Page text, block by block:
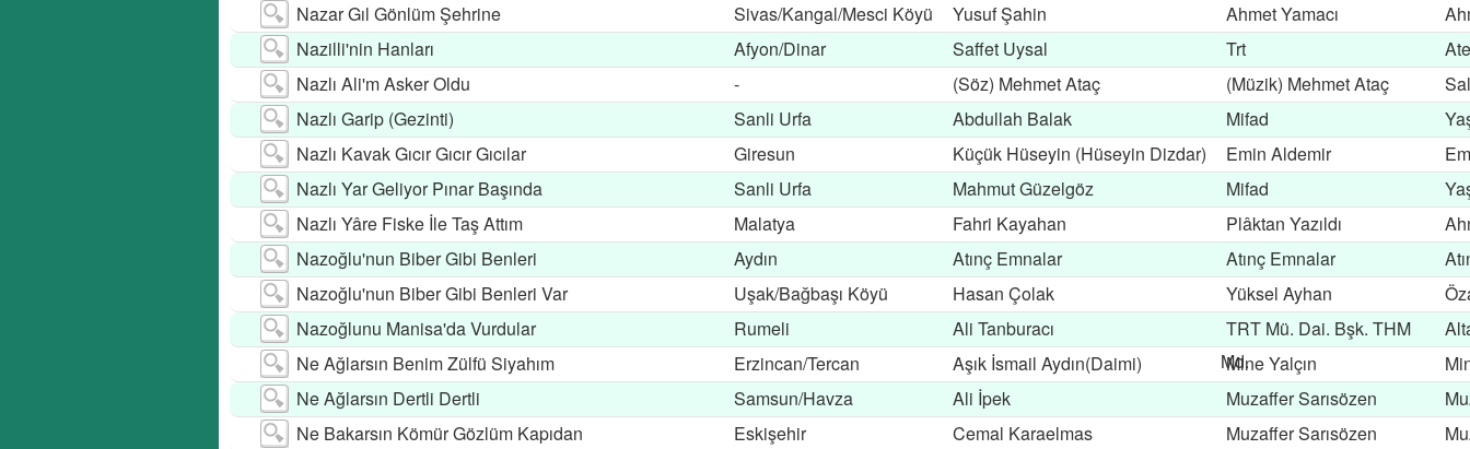
Nazar Gıl Gönlüm Şehrine
Sivas/Kangal/Mesci Köyü Yusuf Şahin Ahmet Yamacı
Nazilli'nin Hanları
Afyon/Dinar Saffet Uysal Trt
Nazlı Ali'm Asker Oldu
- (Söz) Mehmet Ataç (Müzik) Mehmet Ataç
Nazlı Garip (Gezinti)
Sanli Urfa Abdullah Balak Mifad
Nazlı Kavak Gıcır Gıcır Gıcılar
Giresun Küçük Hüseyin (Hüseyin Dizdar) Emin Aldemir
Nazlı Yar Geliyor Pınar Başında
Sanli Urfa Mahmut Güzelgöz Mifad
Nazlı Yâre Fiske İle Taş Attım
Malatya Fahri Kayahan Plâktan Yazıldı
Nazoğlu'nun Biber Gibi Benleri
Aydın Atınç Emnalar Atınç Emnalar
Nazoğlu'nun Biber Gibi Benleri Var
Uşak/Bağbaşı Köyü Hasan Çolak Yüksel Ayhan
Nazoğlunu Manisa'da Vurdular
Rumeli Ali Tanburacı
TRT Mü. Dai. Bşk. THM
Md.
Ne Ağlarsın Benim Zülfü Siyahım
Erzincan/Tercan Aşık İsmail Aydın(Daimi) Mine Yalçın
Ne Ağlarsın Dertli Dertli
Samsun/Havza Ali İpek Muzaffer Sarısözen
Ne Bakarsın Kömür Gözlüm Kapıdan
Eskişehir Cemal Karaelmas Muzaffer Sarısözen